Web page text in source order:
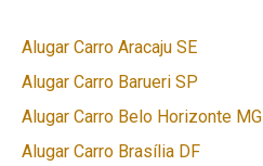
Alugar Carro Aracaju SE
Alugar Carro Barueri SP
Alugar Carro Belo Horizonte MG
Alugar Carro Brasília DF